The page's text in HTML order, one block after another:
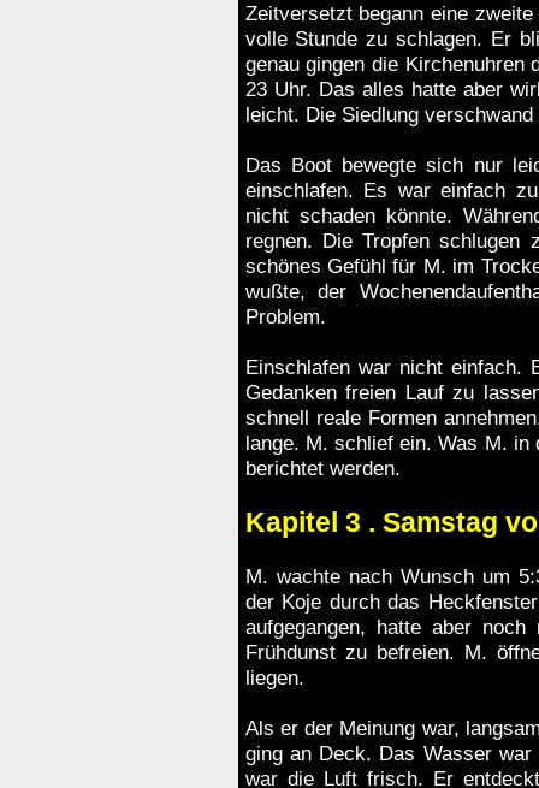
Zeitversetzt begann eine
volle Stunde zu schlagen. Er
genau gingen die
23 Uhr. Das alles hatte aber
leicht. Die Siedlung
Das Boot bewegte sich nur
einschlafen. Es war einfach
nicht schaden könnte.
regnen. Die Tropfen
schönes Gefühl für M. im
wußte, der
Problem.
Einschlafen war nicht einfach.
Gedanken freien Lauf zu
schnell reale Formen
lange. M. schlief ein. Was M.
berichtet werden.
Kapitel 3 . Samstag
M. wachte nach Wunsch um
der Koje durch das
aufgegangen, hatte aber
Frühdunst zu befreien. M.
liegen.
Als er der Meinung war,
ging an Deck. Das Wasser
war die Luft frisch. Er